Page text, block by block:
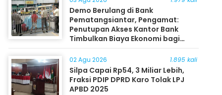
Demo Berulang di Bank
Pematangsiantar, Pengamat:
Penutupan Akses Kantor Bank
Timbulkan Biaya Ekonomi bagi
Masyarakat
02 Agu 2026 1.895 kali
Silpa Capai Rp54, 3 Miliar Lebih,
Fraksi PDIP DPRD Karo Tolak LPJ
APBD 2025